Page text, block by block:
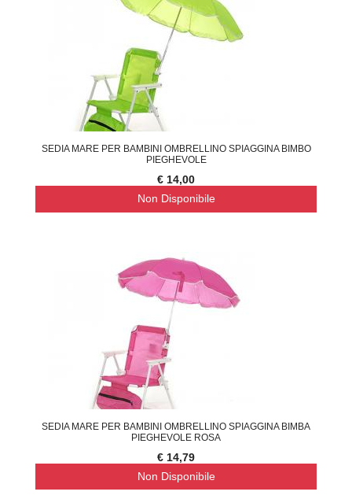
SEDIA MARE PER BAMBINI OMBRELLINO SPIAGGINA BIMBO
PIEGHEVOLE
€ 14,00
Non Disponibile
SEDIA MARE PER BAMBINI OMBRELLINO SPIAGGINA BIMBA
PIEGHEVOLE ROSA
€ 14,79
Non Disponibile